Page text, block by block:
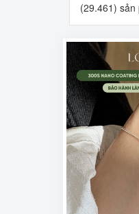
(29.461) sản